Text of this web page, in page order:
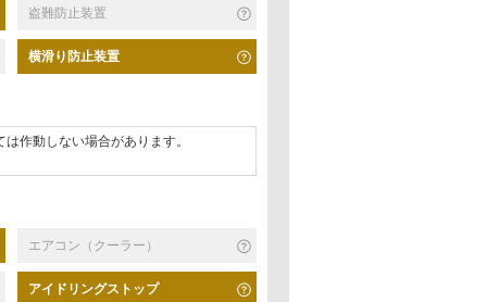
盗難防止装置
横滑り防止装置
作動しない場合があります。
エアコン（クーラー）
アイドリングストップ